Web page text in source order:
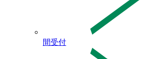
間受付